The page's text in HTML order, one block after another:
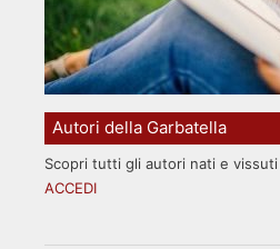
Autori della Garbatella
Scopri tutti gli autori nati e vissuti
ACCEDI